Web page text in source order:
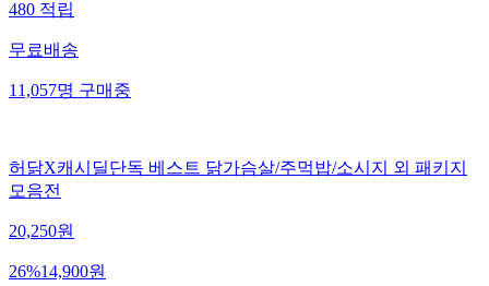
480적립
무료배송
11,057명구매중
허닭X캐시딜단독 베스트 닭가슴살/주먹밥/소시지 외 패키지
모음전
20,250원
26%14,900원